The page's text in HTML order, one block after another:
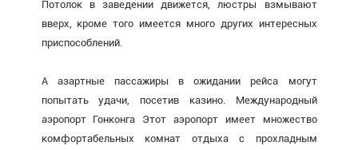
Потолок в заведении движется, люстры взмывают
вверх, кроме того имеется много других интересных
приспособлений.
А азартные пассажиры в ожидании рейса могут
попытать удачи, посетив казино. Международный
аэропорт Гонконга Этот аэропорт имеет множество
комфортабельных комнат отдыха с прохладным